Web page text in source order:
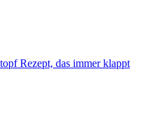
Rezept, das immer klappt